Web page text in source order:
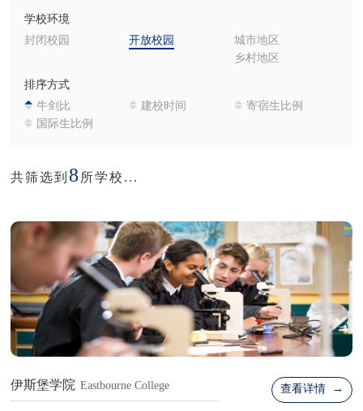
学校环境
封闭校园
开放校园
城市地区
乡村地区
排序方式
牛剑比
建校时间
寄宿生比例
国际生比例
共筛选到 8 所学校...
伊斯堡学院 Eastbourne College 查看详情 →